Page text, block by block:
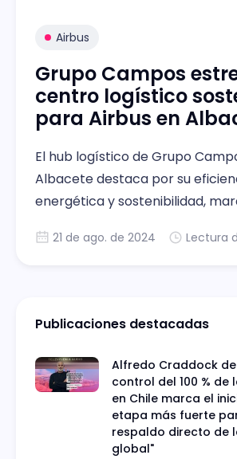
Airbus
Grupo Campos
centro logístico
para Airbus en
El hub logístico de Grupo
Albacete destaca por su
energética y sostenibilidad,
21 de ago. de 2024 Lectura
Publicaciones destacadas
Alfredo Craddock de
control del 100 % de
en Chile marca el
etapa más fuerte
respaldo directo de
global"